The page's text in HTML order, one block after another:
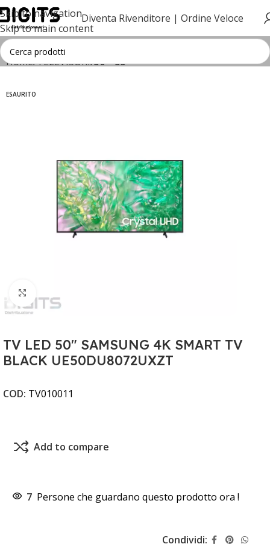
Skip to navigation
Skip to main content
Diventa Rivenditore | Ordine Veloce
Home TELEVISORI 50"- 55"
ESAURITO
TV LED 50" SAMSUNG 4K SMART TV
BLACK UE50DU8072UXZT
COD: TV010011
Add to compare
7 Persone che guardano questo prodotto ora !
Condividi: